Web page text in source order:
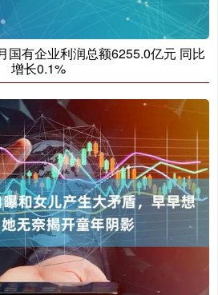
国有企业利润总额6255.0亿元 同比
增长0.1%